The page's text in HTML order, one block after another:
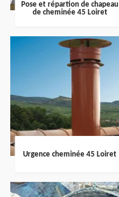
Pose et répartion de chapeau
de cheminée 45 Loiret
Urgence cheminée 45 Loiret